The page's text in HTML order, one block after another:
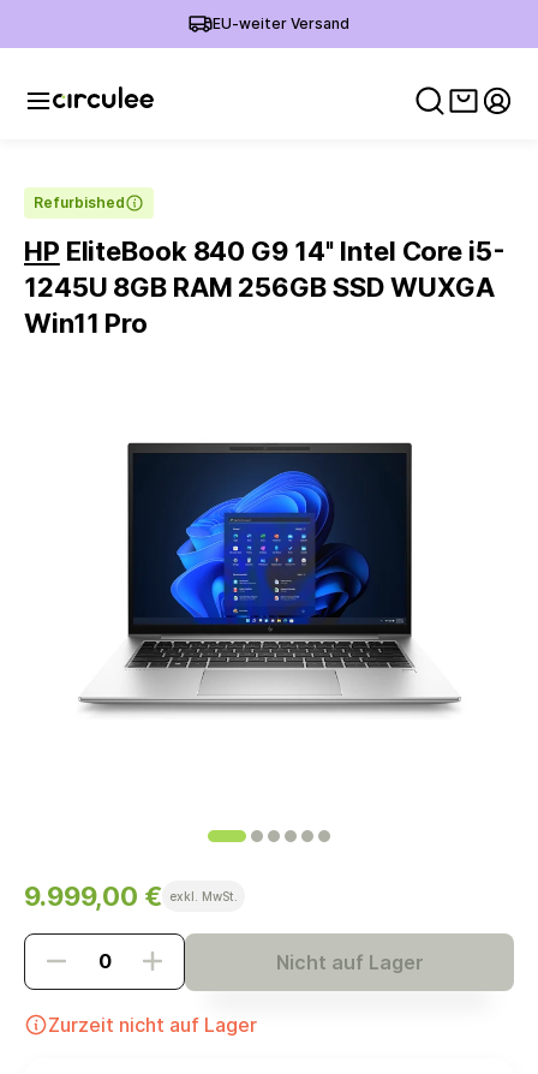
EU-weiter Versand
Refurbished
HP EliteBook 840 G9 14'' Intel Core i5-
1245U 8GB RAM 256GB SSD WUXGA
Win11 Pro
9.999,00 € exkl. MwSt.
Nicht auf Lager
Zurzeit nicht auf Lager